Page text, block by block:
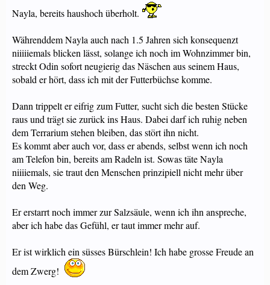
Nayla, bereits haushoch überholt.
Währenddem Nayla auch nach 1.5 Jahren sich konsequenzt
niiiiiemals blicken lässt, solange ich noch im Wohnzimmer bin,
streckt Odin sofort neugierig das Näschen aus seinem Haus,
sobald er hört, dass ich mit der Futterbüchse komme.
Dann trippelt er eifrig zum Futter, sucht sich die besten Stücke
raus und trägt sie zurück ins Haus. Dabei darf ich ruhig neben
dem Terrarium stehen bleiben, das stört ihn nicht.
Es kommt aber auch vor, dass er abends, selbst wenn ich noch
am Telefon bin, bereits am Radeln ist. Sowas täte Nayla
niiiiemals, sie traut den Menschen prinzipiell nicht mehr über
den Weg.
Er erstarrt noch immer zur Salzsäule, wenn ich ihn anspreche,
aber ich habe das Gefühl, er taut immer mehr auf.
Er ist wirklich ein süsses Bürschlein! Ich habe grosse Freude an
dem Zwerg!